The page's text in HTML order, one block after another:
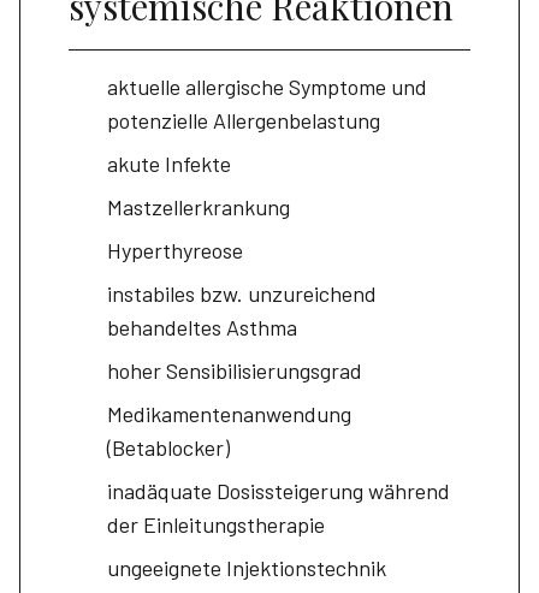
aktuelle allergische Symptome und
potenzielle Allergenbelastung
akute Infekte
Mastzellerkrankung
Hyperthyreose
instabiles bzw. unzureichend
behandeltes Asthma
hoher Sensibilisierungsgrad
Medikamentenanwendung
(Betablocker)
inadäquate Dosissteigerung während
der Einleitungstherapie
ungeeignete Injektionstechnik